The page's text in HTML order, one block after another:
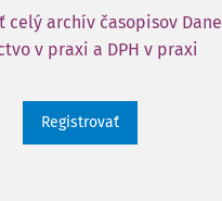
celý archív časopisov Dane
v praxi a DPH v praxi
Registrovať